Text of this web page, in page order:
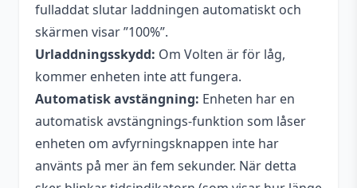
fulladdat slutar laddningen automatiskt och
skärmen visar ”100%”.
Urladdningsskydd: Om Volten är för låg,
kommer enheten inte att fungera.
Automatisk avstängning: Enheten har en
automatisk avstängnings-funktion som låser
enheten om avfyrningsknappen inte har
använts på mer än fem sekunder. När detta